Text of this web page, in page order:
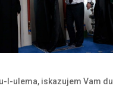
l-ulema, iskazujem Vam